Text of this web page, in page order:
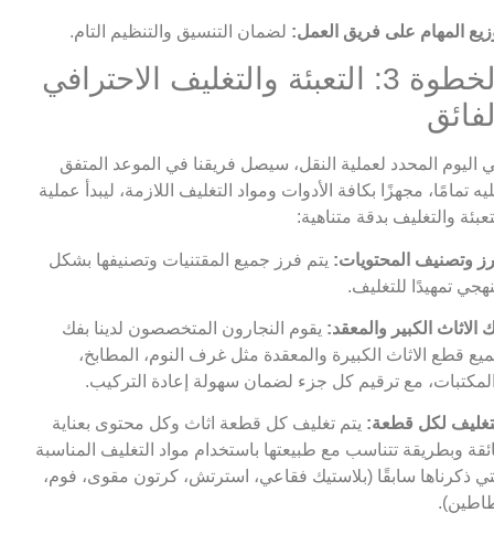
المهام على فريق العمل: لضمان التنسيق والتنظيم التام.
الخطوة 3: التعبئة والتغليف الاحترافي
اليوم المحدد لعملية النقل، سيصل فريقنا في الموعد المتفق
تمامًا، مجهزًا بكافة الأدوات ومواد التغليف اللازمة، ليبدأ عملية
والتغليف بدقة متناهية:
وتصنيف المحتويات: يتم فرز جميع المقتنيات وتصنيفها بشكل
تمهيدًا للتغليف.
الاثاث الكبير والمعقد: يقوم النجارون المتخصصون لدينا بفك
قطع الاثاث الكبيرة والمعقدة مثل غرف النوم، المطابخ،
مع ترقيم كل جزء لضمان سهولة إعادة التركيب.
لكل قطعة: يتم تغليف كل قطعة اثاث وكل محتوى بعناية
وبطريقة تتناسب مع طبيعتها باستخدام مواد التغليف المناسبة
ذكرناها سابقًا (بلاستيك فقاعي، استرتش، كرتون مقوى، فوم،